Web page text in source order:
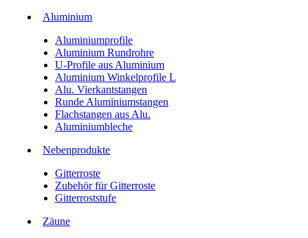
Aluminium
Aluminiumprofile
Aluminium Rundrohre
U-Profile aus Aluminium
Aluminium Winkelprofile L
Alu. Vierkantstangen
Runde Aluminiumstangen
Flachstangen aus Alu.
Aluminiumbleche
Nebenprodukte
Gitterroste
Zubehör für Gitterroste
Gitterroststufe
Zäune